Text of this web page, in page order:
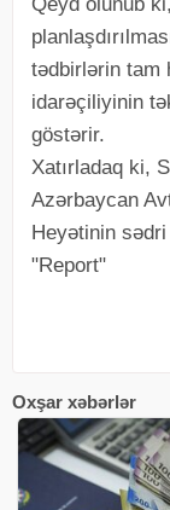
tədbirlərin tam
idarəçiliyinin
göstərir.
Xatırladaq ki,
Azərbaycan
Heyətinin
"Report"
Oxşar xəbərlər